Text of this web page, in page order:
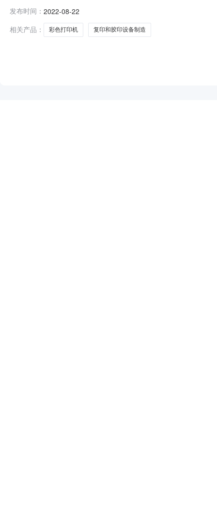
元）合同扩展信息是否为ppp：是否联合体：牵头单位：
发布时间： 2022-08-22
相关产品：
彩色打印机 复印和胶印设备制造